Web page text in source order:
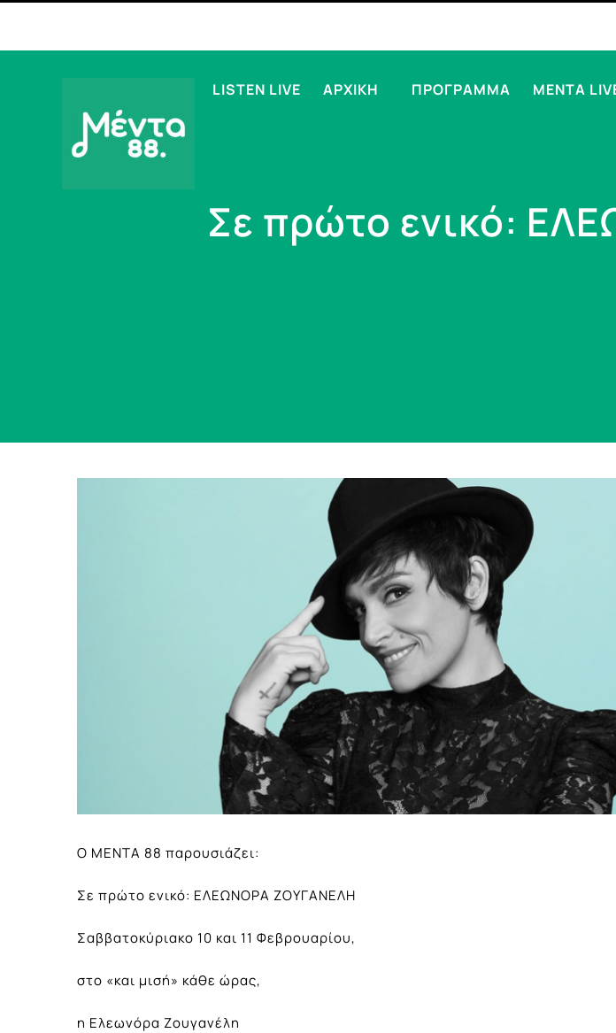
LISTEN LIVE ΑΡΧΙΚΗ ΠΡΟΓΡΑΜΜΑ MENTA
Σε πρώτο ενικό:
Ο ΜΕΝΤΑ 88 παρουσιάζει:
Σε πρώτο ενικό: ΕΛΕΩΝΟΡΑ ΖΟΥΓΑΝΕΛΗ
Σαββατοκύριακο 10 και 11 Φεβρουαρίου,
στο «και μισή» κάθε ώρας,
η Ελεωνόρα Ζουγανέλη